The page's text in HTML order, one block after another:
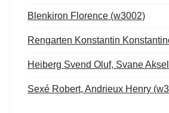
Blenkiron Florence (w3002)
Rengarten Konstantin
Heiberg Svend Oluf, Svane
Sexé Robert, Andrieux Henry